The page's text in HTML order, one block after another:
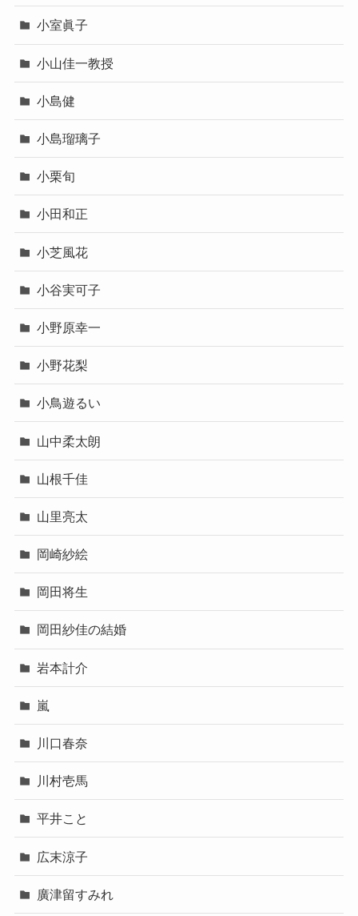
小室眞子
小山佳一教授
小島健
小島瑠璃子
小栗旬
小田和正
小芝風花
小谷実可子
小野原幸一
小野花梨
小鳥遊るい
山中柔太朗
山根千佳
山里亮太
岡崎紗絵
岡田将生
岡田紗佳の結婚
岩本計介
嵐
川口春奈
川村壱馬
平井こと
広末涼子
廣津留すみれ